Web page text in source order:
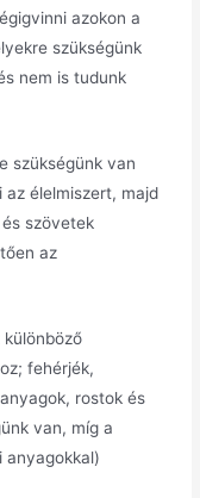
azokon a
szükségünk
nem is tudunk
szükségünk van
élelmiszert, majd
szövetek
az
fehérjék,
rostok és
van, míg a
anyagokkal)